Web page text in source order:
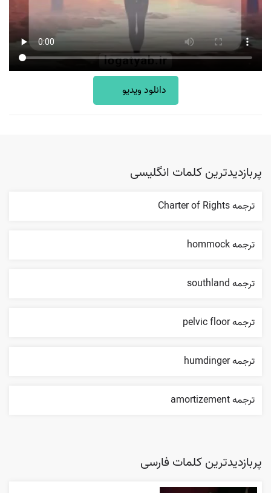
دانلود ویدیو
پربازدیدترین کلمات انگلیسی
ترجمه Charter of Rights
ترجمه hommock
ترجمه southland
ترجمه pelvic floor
ترجمه humdinger
ترجمه amortizement
پربازدیدترین کلمات فارسی